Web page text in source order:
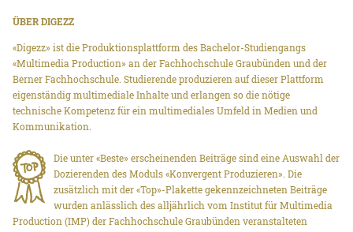
ÜBER DIGEZZ
«Digezz» ist die Produktionsplattform des Bachelor-Studiengangs
«Multimedia Production» an der Fachhochschule Graubünden und der
Berner Fachhochschule. Studierende produzieren auf dieser Plattform
eigenständig multimediale Inhalte und erlangen so die nötige
technische Kompetenz für ein multimediales Umfeld in Medien und
Kommunikation.
Die unter «Beste» erscheinenden Beiträge sind eine Auswahl der
Dozierenden des Moduls «Konvergent Produzieren». Die
zusätzlich mit der «Top»-Plakette gekennzeichneten Beiträge
wurden anlässlich des alljährlich vom Institut für Multimedia
Production (IMP) der Fachhochschule Graubünden veranstalteten